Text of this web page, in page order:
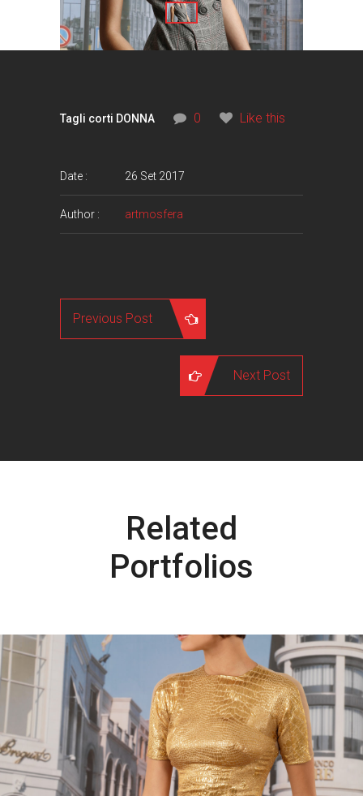
Tagli corti DONNA 0 Like this
Date : 26 Set 2017
Author : artmosfera
Previous Post
Next Post
Related
Portfolios